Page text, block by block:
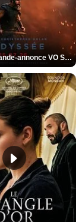
L'Odyssée Bande-annonce VO STFR